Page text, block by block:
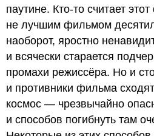
паутине. Кто-то считает
не лучшим фильмом
наоборот, яростно
и всячески старается
промахи режиссёра. Но и
и противники фильма
космос — чрезвычайно
и способов погибнуть там